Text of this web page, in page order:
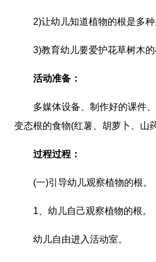
2)让幼儿知道植物的根是多种
3)教育幼儿要爱护花草树木的
活动准备：
多媒体设备、制作好的课件、
变态根的食物(红薯、胡萝卜、山
过程过程：
(一)引导幼儿观察植物的根。
1、幼儿自己观察植物的根。
幼儿自由进入活动室。